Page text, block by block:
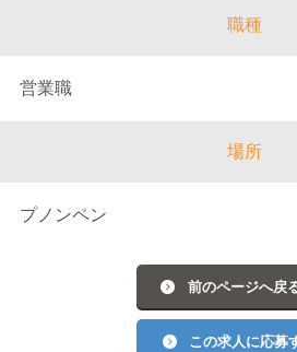
職種
営業職
場所
プノンペン
前のページへ戻
この求人に応募